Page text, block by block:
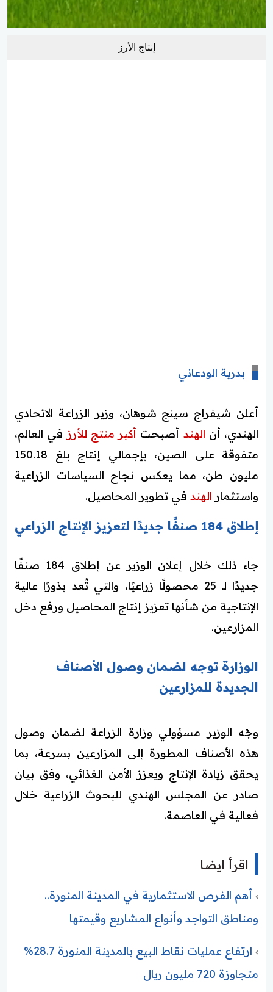
إنتاج الأرز
بدرية الودعاني
أعلن شيفراج سينج شوهان، وزير الزراعة الاتحادي
الهندي، أن الهند أصبحت أكبر منتج للأرز في العالم،
متفوقة على الصين، بإجمالي إنتاج بلغ 150.18
مليون طن، مما يعكس نجاح السياسات الزراعية
واستثمار الهند في تطوير المحاصيل.
إطلاق 184 صنفًا جديدًا لتعزيز الإنتاج الزراعي
جاء ذلك خلال إعلان الوزير عن إطلاق 184 صنفًا
جديدًا لـ 25 محصولًا زراعيًا، والتي تُعد بذورًا عالية
الإنتاجية من شأنها تعزيز إنتاج المحاصيل ورفع دخل
المزارعين.
الوزارة توجه لضمان وصول الأصناف
الجديدة للمزارعين
وجّه الوزير مسؤولي وزارة الزراعة لضمان وصول
هذه الأصناف المطورة إلى المزارعين بسرعة، بما
يحقق زيادة الإنتاج ويعزز الأمن الغذائي، وفق بيان
صادر عن المجلس الهندي للبحوث الزراعية خلال
فعالية في العاصمة.
اقرأ ايضا
أهم الفرص الاستثمارية في المدينة المنورة..
ومناطق التواجد وأنواع المشاريع وقيمتها
ارتفاع عمليات نقاط البيع بالمدينة المنورة 28.7%
متجاوزة 720 مليون ريال